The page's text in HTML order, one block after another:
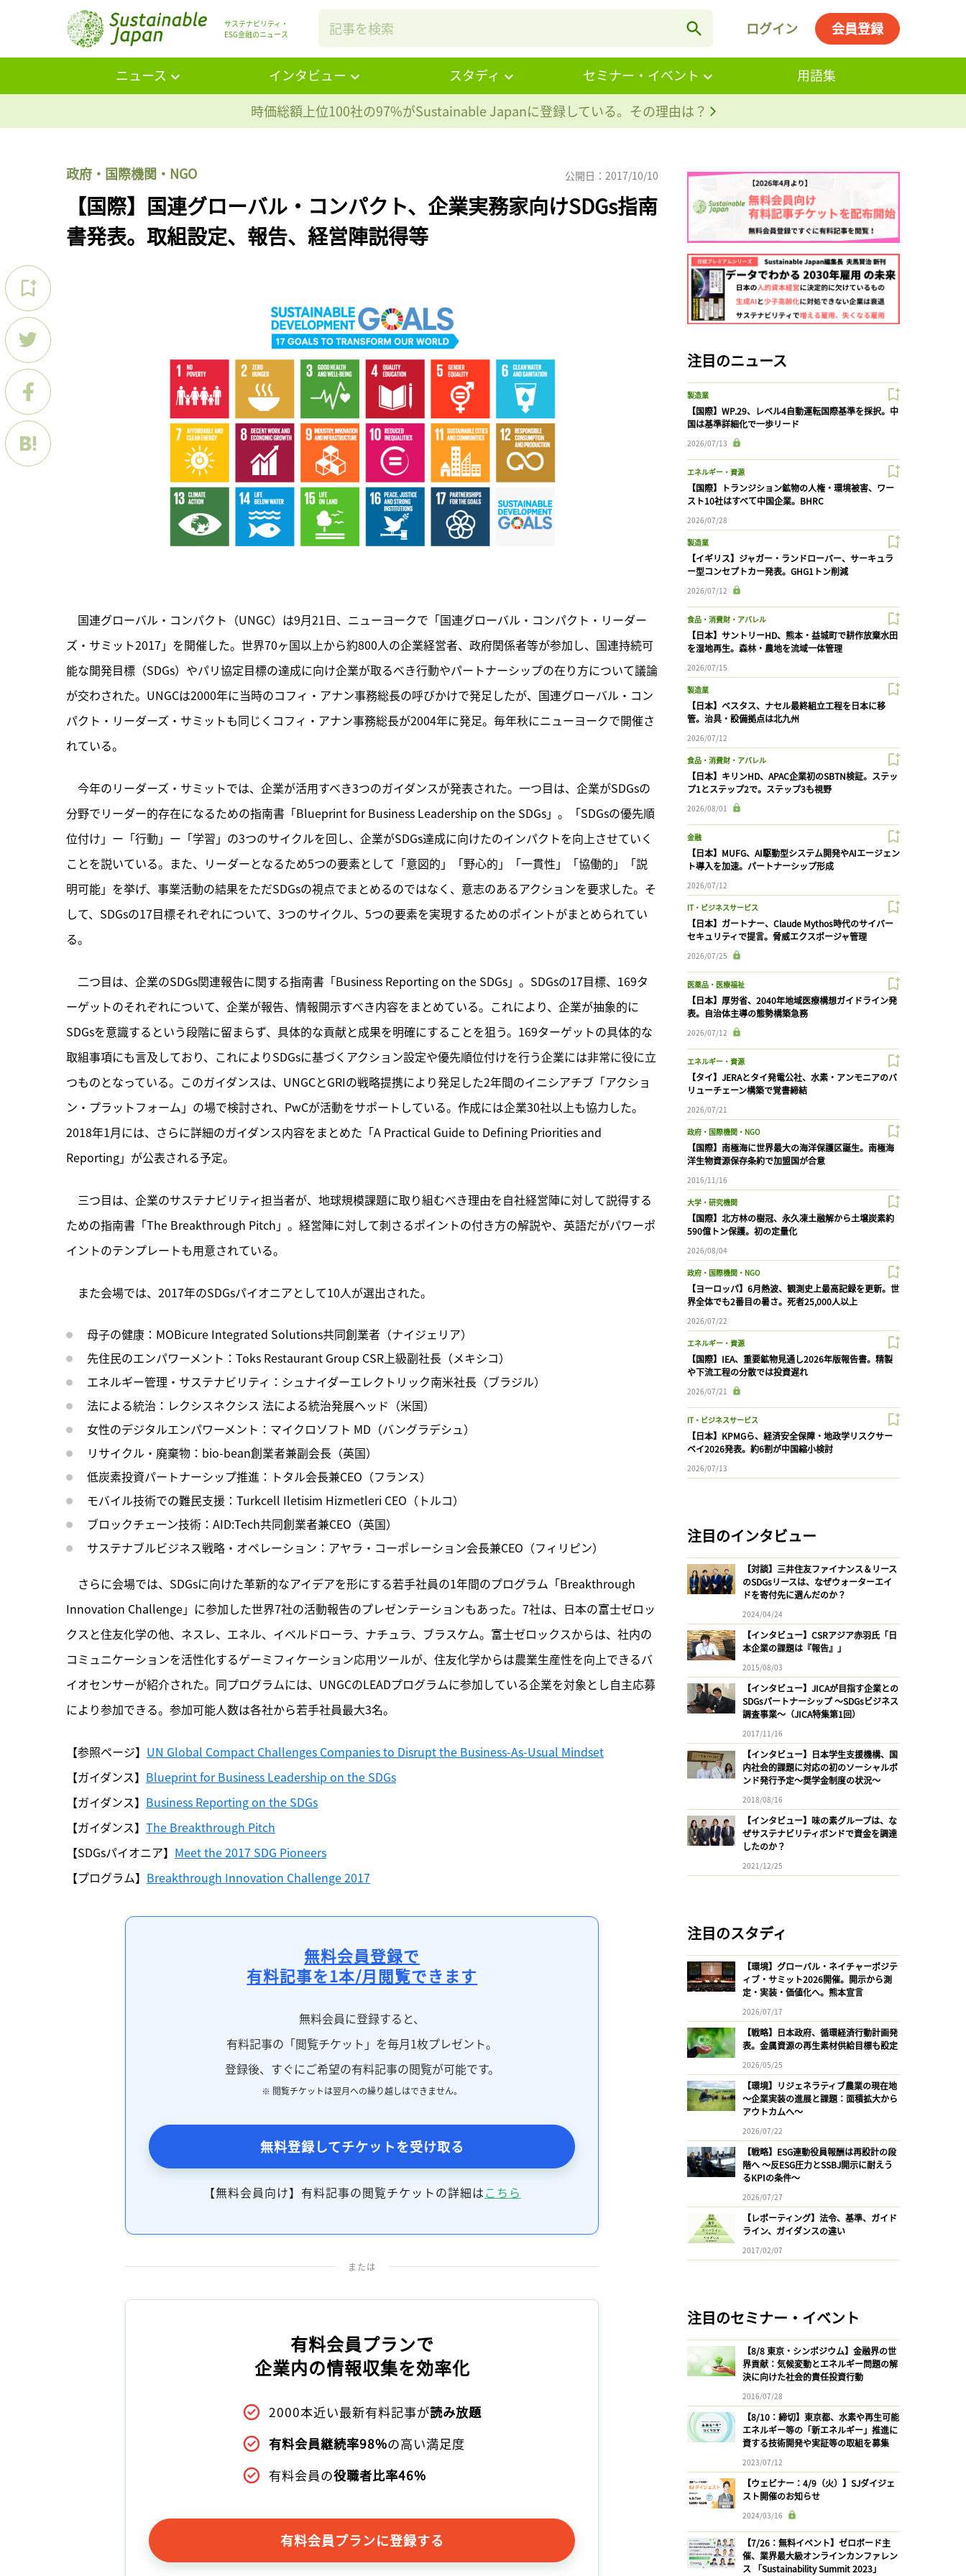
サステナビリティ・
ESG金融のニュース
ログイン 会員登録
ニュース インタビュー スタディ セミナー・イベント
用語集
時価総額上位100社の97%がSustainable Japanに登録している。その理由は？
政府・国際機関・NGO 公開日：2017/10/10
【国際】国連グローバル・コンパクト、企業実務家向けSDGs指南
書発表。取組設定、報告、経営陣説得等
国連グローバル・コンパクト（UNGC）は9月21日、ニューヨークで「国連グローバル・コンパクト・リーダー
ズ・サミット2017」を開催した。世界70ヶ国以上から約800人の企業経営者、政府関係者等が参加し、国連持続可
能な開発目標（SDGs）やパリ協定目標の達成に向け企業が取るべき行動やパートナーシップの在り方について議論
が交わされた。UNGCは2000年に当時のコフィ・アナン事務総長の呼びかけで発足したが、国連グローバル・コン
パクト・リーダーズ・サミットも同じくコフィ・アナン事務総長が2004年に発足。毎年秋にニューヨークで開催さ
れている。
今年のリーダーズ・サミットでは、企業が活用すべき3つのガイダンスが発表された。一つ目は、 企業がSDGsの
分野でリーダー的存在になるための指南書「Blueprint for Business Leadership on the SDGs」。「SDGsの優先順
位付け」ー「行動」ー「学習」の3つのサイクルを回し、企業がSDGs達成に向けたのインパクトを向上させていく
ことを説いている。また、リーダーとなるため5つの要素として「意図的」「野心的」「一貫性」「協働的」「説
明可能」を挙げ、事業活動の結果をただSDGsの視点でまとめるのではなく、意志のあるアクションを要求した。そ
して、SDGsの17目標それぞれについて、3つのサイクル、5つの要素を実現するためのポイントがまとめられてい
る。
二つ目は、企業のSDGs関連報告に関する指南書「Business Reporting on the SDGs」。SDGsの17目標、169タ
ーゲットのそれぞれについて、企業が報告、情報開示すべき内容をまとめている。これにより、企業が抽象的に
SDGsを意識するという段階に留まらず、具体的な貢献と成果を明確にすることを狙う。169ターゲットの具体的な
取組事項にも言及しており、これによりSDGsに基づくアクション設定や優先順位付けを行う企業には非常に役に立
つものとなっている。このガイダンスは、UNGCとGRIの戦略提携により発足した2年間のイニシアチブ「アクショ
ン・プラットフォーム」の場で検討され、PwCが活動をサポートしている。作成には企業30社以上も協力した。
2018年1月には、さらに詳細のガイダンス内容をまとめた「A Practical Guide to Defining Priorities and
Reporting」が公表される予定。
三つ目は、企業のサステナビリティ担当者が、地球規模課題に取り組むべき理由を自社経営陣に対して説得する
ための指南書「The Breakthrough Pitch」。経営陣に対して刺さるポイントの付き方の解説や、英語だがパワーポ
イントのテンプレートも用意されている。
また会場では、2017年のSDGsパイオニアとして10人が選出された。
母子の健康：MOBicure Integrated Solutions共同創業者（ナイジェリア）
先住民のエンパワーメント：Toks Restaurant Group CSR上級副社長（メキシコ）
エネルギー管理・サステナビリティ：シュナイダーエレクトリック南米社長（ブラジル）
法による統治：レクシスネクシス 法による統治発展ヘッド（米国）
女性のデジタルエンパワーメント：マイクロソフト MD（バングラデシュ）
リサイクル・廃棄物：bio-bean創業者兼副会長（英国）
低炭素投資パートナーシップ推進：トタル会長兼CEO（フランス）
モバイル技術での難民支援：Turkcell Iletisim Hizmetleri CEO（トルコ）
ブロックチェーン技術：AID:Tech共同創業者兼CEO（英国）
サステナブルビジネス戦略・オペレーション：アヤラ・コーポレーション会長兼CEO（フィリピン）
さらに会場では、SDGsに向けた革新的なアイデアを形にする若手社員の1年間のプログラム「Breakthrough
Innovation Challenge」に参加した世界7社の活動報告のプレゼンテーションもあった。7社は、日本の富士ゼロッ
クスと住友化学の他、ネスレ、エネル、イベルドローラ、ナチュラ、ブラスケム。富士ゼロックスからは、社内の
コミュニケーションを活性化するゲーミフィケーション応用ツールが、住友化学からは農業生産性を向上できるバ
イオセンサーが紹介された。同プログラムには、UNGCのLEADプログラムに参加している企業を対象とし自主応募
により参加できる。参加可能人数は各社から若手社員最大3名。
【参照ページ】 UN Global Compact Challenges Companies to Disrupt the Business-As-Usual Mindset
【ガイダンス】 Blueprint for Business Leadership on the SDGs
【ガイダンス】 Business Reporting on the SDGs
【ガイダンス】 The Breakthrough Pitch
【SDGsパイオニア】 Meet the 2017 SDG Pioneers
【プログラム】 Breakthrough Innovation Challenge 2017
無料会員登録で
有料記事を1本/月閲覧できます
無料会員に登録すると、
有料記事の「閲覧チケット」を毎月1枚プレゼント。
登録後、すぐにご希望の有料記事の閲覧が可能です。
※ 閲覧チケットは翌月への繰り越しはできません。
無料登録してチケットを受け取る
【無料会員向け】有料記事の閲覧チケットの詳細はこちら
または
有料会員プランで
企業内の情報収集を効率化
2000本近い最新有料記事が読み放題
有料会員継続率98%の高い満足度
有料会員の役職者比率46%
有料会員プランに登録する
注目のニュース
製造業
【国際】WP.29、レベル4自動運転国際基準を採択。中
国は基準詳細化で一歩リード
2026/07/13
エネルギー・資源
【国際】トランジション鉱物の人権・環境被害、ワー
スト10社はすべて中国企業。BHRC
2026/07/28
製造業
【イギリス】ジャガー・ランドローバー、サーキュラ
ー型コンセプトカー発表。GHG1トン削減
2026/07/12
食品・消費財・アパレル
【日本】サントリーHD、熊本・益城町で耕作放棄水田
を湿地再生。森林・農地を流域一体管理
2026/07/15
製造業
【日本】ベスタス、ナセル最終組立工程を日本に移
管。治具・設備拠点は北九州
2026/07/12
食品・消費財・アパレル
【日本】キリンHD、APAC企業初のSBTN検証。ステッ
プ1とステップ2で。ステップ3も視野
2026/08/01
金融
【日本】MUFG、AI駆動型システム開発やAIエージェン
ト導入を加速。パートナーシップ形成
2026/07/12
IT・ビジネスサービス
【日本】ガートナー、Claude Mythos時代のサイバー
セキュリティで提言。脅威エクスポージャ管理
2026/07/25
医薬品・医療福祉
【日本】厚労省、2040年地域医療構想ガイドライン発
表。自治体主導の態勢構築急務
2026/07/12
エネルギー・資源
【タイ】JERAとタイ発電公社、水素・アンモニアのバ
リューチェーン構築で覚書締結
2026/07/21
政府・国際機関・NGO
【国際】南極海に世界最大の海洋保護区誕生。南極海
洋生物資源保存条約で加盟国が合意
2016/11/16
大学・研究機関
【国際】北方林の樹冠、永久凍土融解から土壌炭素約
590億トン保護。初の定量化
2026/08/04
政府・国際機関・NGO
【ヨーロッパ】6月熱波、観測史上最高記録を更新。世
界全体でも2番目の暑さ。死者25,000人以上
2026/07/22
エネルギー・資源
【国際】IEA、重要鉱物見通し2026年版報告書。精製
や下流工程の分散では投資遅れ
2026/07/21
IT・ビジネスサービス
【日本】KPMGら、経済安全保障・地政学リスクサー
ベイ2026発表。約6割が中国縮小検討
2026/07/13
注目のインタビュー
【対談】三井住友ファイナンス＆リース
のSDGsリースは、なぜウォーターエイ
ドを寄付先に選んだのか？
2024/04/24
【インタビュー】CSRアジア赤羽氏「日
本企業の課題は『報告』」
2015/08/03
【インタビュー】JICAが目指す企業との
SDGsパートナーシップ 〜SDGsビジネス
調査事業〜（JICA特集第1回）
2017/11/16
【インタビュー】日本学生支援機構、国
内社会的課題に対応の初のソーシャルボ
ンド発行予定〜奨学金制度の状況〜
2018/08/16
【インタビュー】味の素グループは、な
ぜサステナビリティボンドで資金を調達
したのか？
2021/12/25
注目のスタディ
【環境】グローバル・ネイチャーポジテ
ィブ・サミット2026開催。開示から測
定・実装・価値化へ。熊本宣言
2026/07/17
【戦略】日本政府、循環経済行動計画発
表。金属資源の再生素材供給目標も設定
2026/05/25
【環境】リジェネラティブ農業の現在地
〜企業実装の進展と課題：面積拡大から
アウトカムへ〜
2026/07/22
【戦略】ESG連動役員報酬は再設計の段
階へ 〜反ESG圧力とSSBJ開示に耐えう
るKPIの条件〜
2026/07/27
【レポーティング】法令、基準、ガイド
ライン、ガイダンスの違い
2017/02/07
注目のセミナー・イベント
【8/8 東京・シンポジウム】金融界の世
界貢献：気候変動とエネルギー問題の解
決に向けた社会的責任投資行動
2016/07/28
【8/10：締切】東京都、水素や再生可能
エネルギー等の「新エネルギー」推進に
資する技術開発や実証等の取組を募集
2023/07/12
【ウェビナー：4/9（火）】SJダイジェ
スト開催のお知らせ
2024/03/16
【7/26：無料イベント】ゼロボード主
催、業界最大級オンラインカンファレン
ス 「Sustainability Summit 2023」
記事をお気に入りに保存するには
ログインが必要です
ログイン 会員登録